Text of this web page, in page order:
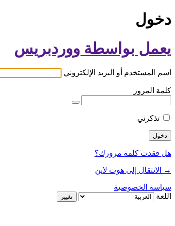
دخول
يعمل بواسطة ووردبريس
اسم المستخدم أو البريد الإلكتروني
كلمة المرور
تذكرني
هل فقدت كلمة مرورك؟
→ الانتقال إلى هوت لاين
سياسة الخصوصية
اللغة